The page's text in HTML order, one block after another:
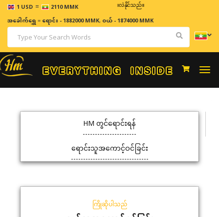
1 USD = 2110 MMK
ဈေးနှုန်းများသည် အချိန်နှင့် အမျှပြောင်းလဲနိုင်သည်။
အခေါက်ရွှေ=ရောင်း - 1882000 MMK, ဝယ် - 1874000 MMK
HM တွင်ရောင်းရန်
ရောင်းသူအကောင့်ဝင်ခြင်း
ကြိုဆိုပါသည်